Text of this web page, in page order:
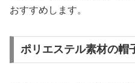
おすすめします。
ポリエステル素材の帽